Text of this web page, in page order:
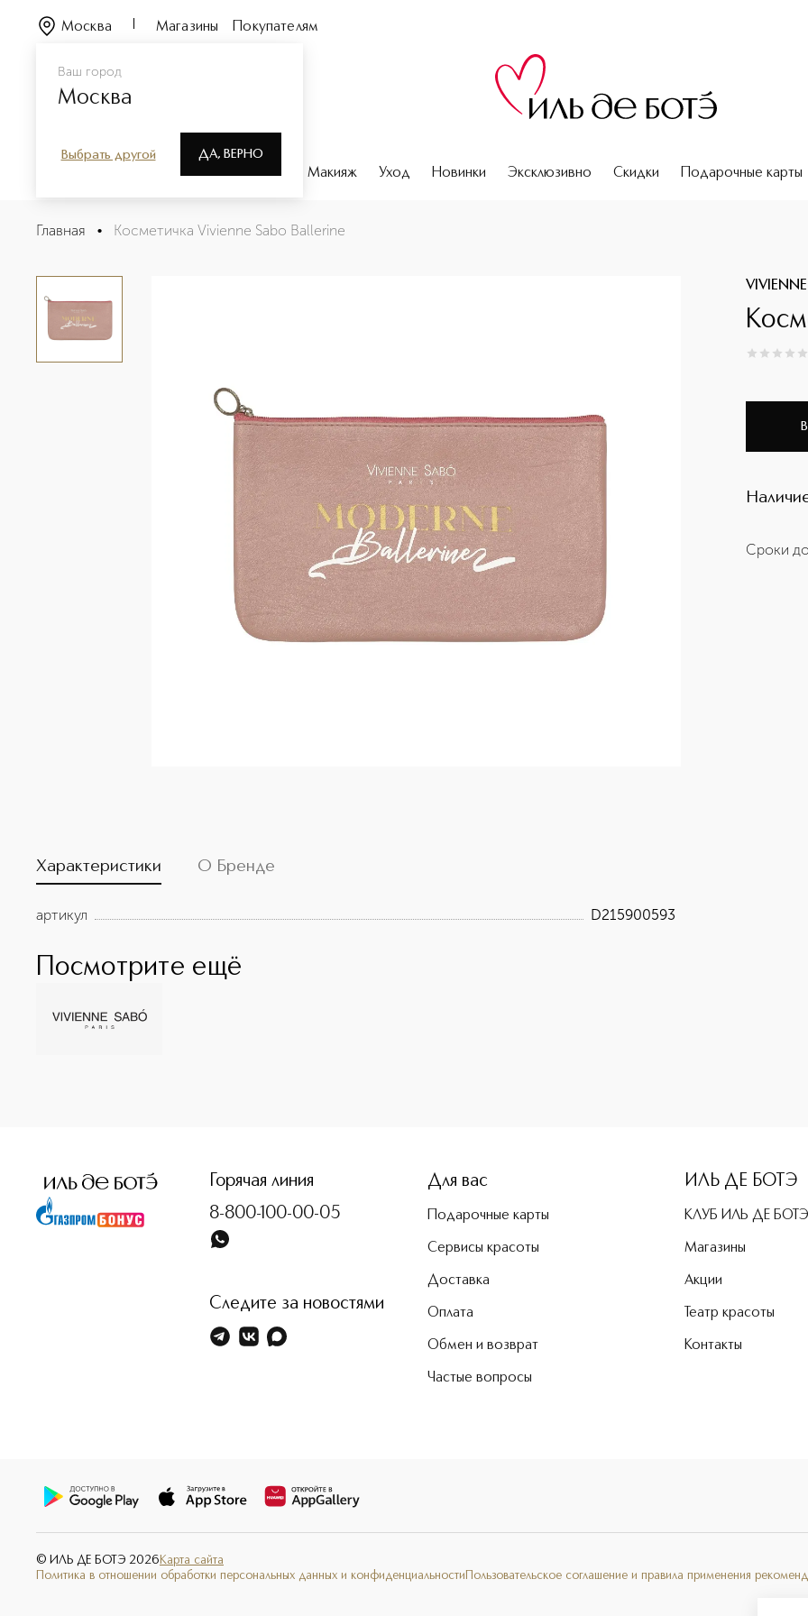
Ваш город
Москва
Выбрать другой ДА, ВЕРНО
Москва Магазины Покупателям
Парфюмерия Макияж Уход Новинки Эксклюзивно Скидки Подарочные карты
Косметичка Vivienne Sabo Ballerine
Описание
Главная • Косметичка Vivienne Sabo Ballerine
0из 0
Сроки
Характеристики О Бренде
артикул D215900593
Посмотрите ещё
Горячая линия
8-800-100-00-05
Следите за новостями
Для вас
Подарочные карты
Сервисы красоты
Доставка
Оплата
Обмен и возврат
Частые вопросы
ИЛЬ ДЕ БОТЭ
КЛУБ ИЛЬ ДЕ БОТЭ
Магазины
Акции
Театр красоты
Контакты
© ИЛЬ ДЕ БОТЭ 2026 Карта сайта
Политика в отношении обработки персональных данных и конфиденциальности Пользовательское соглашение и правила применения